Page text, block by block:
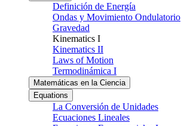
Definición de Energía
Ondas y Movimiento Ondulatorio
Gravedad
Kinematics I
Kinematics II
Laws of Motion
Termodinámica I
Matemáticas en la Ciencia
Equations
La Conversión de Unidades
Ecuaciones Lineales